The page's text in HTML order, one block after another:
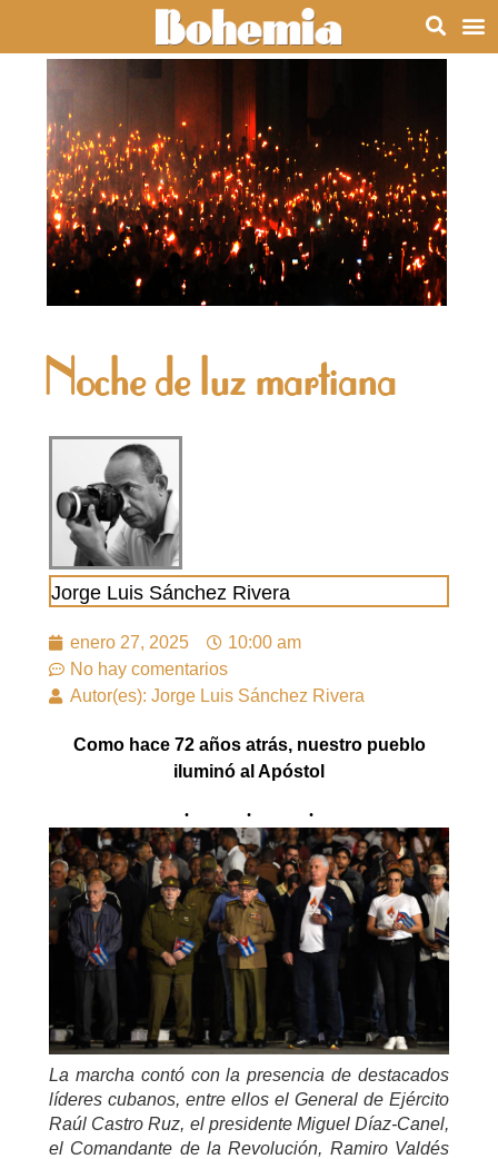
Noche de luz martiana
Jorge Luis Sánchez Rivera
enero 27, 2025
10:00 am
No hay comentarios
Autor(es): Jorge Luis Sánchez Rivera
Como hace 72 años atrás, nuestro pueblo
iluminó al Apóstol
La marcha contó con la presencia de destacados
líderes cubanos, entre ellos el General de Ejército
Raúl Castro Ruz, el presidente Miguel Díaz-Canel,
el Comandante de la Revolución, Ramiro Valdés